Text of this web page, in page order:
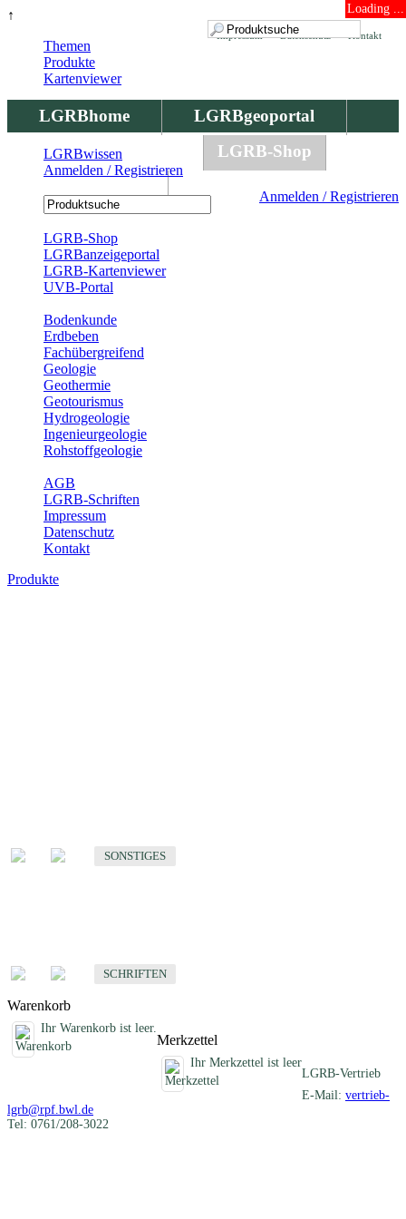
↑ Loading ...
Kontakt
Datenschutz
Impressum
LGRBhome
LGRBgeoportal
LGRBbohrungen
LGRB-Shop
Anmelden / Registrieren
Themen
Produkte
Kartenviewer
LGRBwissen
Anmelden / Registrieren
LGRB-Shop
LGRBanzeigeportal
LGRB-Kartenviewer
UVB-Portal
Bodenkunde
Erdbeben
Fachübergreifend
Geologie
Geothermie
Geotourismus
Hydrogeologie
Ingenieurgeologie
Rohstoffgeologie
AGB
LGRB-Schriften
Impressum
Datenschutz
Kontakt
Produkte
SONSTIGES
SCHRIFTEN
Warenkorb
Ihr Warenkorb ist leer.
Merkzettel
Ihr Merkzettel ist leer
LGRB-Vertrieb
E-Mail: vertrieb-
lgrb@rpf.bwl.de
Tel: 0761/208-3022